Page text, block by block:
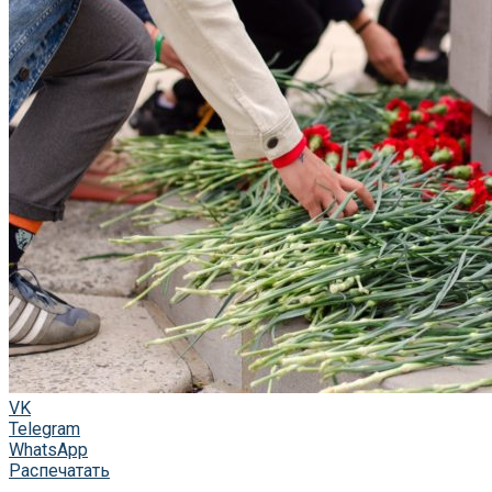
VK
Telegram
WhatsApp
Распечатать